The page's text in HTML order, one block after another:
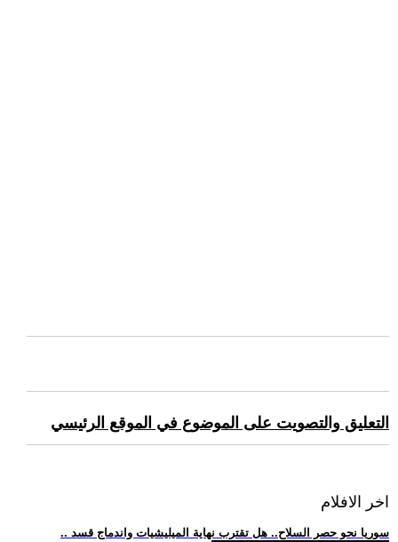
التعليق والتصويت على الموضوع في الموقع الرئيسي
اخر الافلام
.. سوريا نحو حصر السلاح.. هل تقترب نهاية الميليشيات واندماج قسد